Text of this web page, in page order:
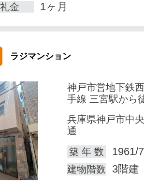
礼金 1ヶ月
ラジマンション
神戸市営地下鉄
手線 三宮駅から
兵庫県神戸市中
通
築 年 数
1961/
建物階数 3階建